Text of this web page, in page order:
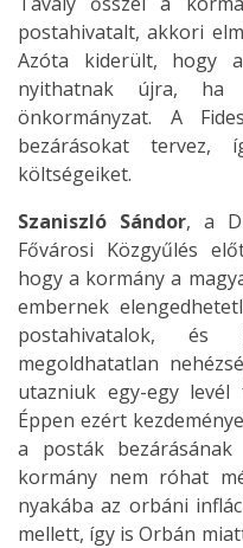
postahivatalt, akkori
Azóta kiderült, hogy
nyithatnak újra, ha
önkormányzat. A
bezárásokat tervez,
költségeiket.
Szaniszló Sándor, a
Fővárosi Közgyűlés
hogy a kormány a
embernek
postahivatalok,
megoldhatatlan
utazniuk egy-egy levél
Éppen ezért
a posták bezárásának
kormány nem róhat
nyakába az orbáni
mellett, így is Orbán